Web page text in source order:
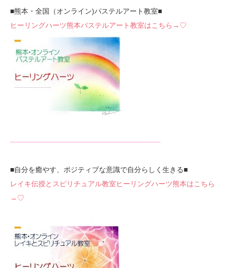
■熊本・全国（オンライン)パステルアート教室■
ヒーリングハーツ熊本パステルアート教室はこちら→♡
—————————————————————-
■自分を癒やす、ポジティブな意識で自分らしく生きる■
レイキ伝授とスピリチュアル教室ヒーリングハーツ熊本はこちら
→♡